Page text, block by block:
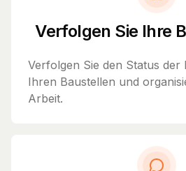
Verfolgen Sie Ihre
Verfolgen Sie den Status der
Ihren Baustellen und
Arbeit.